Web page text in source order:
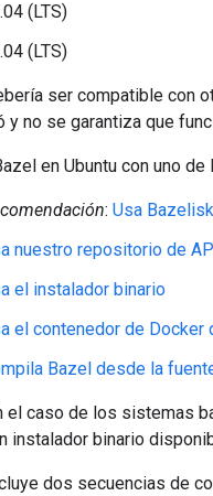
(LTS)
(LTS)
ser compatible con
y no se garantiza que
en Ubuntu con uno
: Usa Bazelisk
nuestro repositorio de
el instalador binario
el contenedor de Docker
Bazel desde la
el caso de los sistemas
instalador binario
dos secuencias de